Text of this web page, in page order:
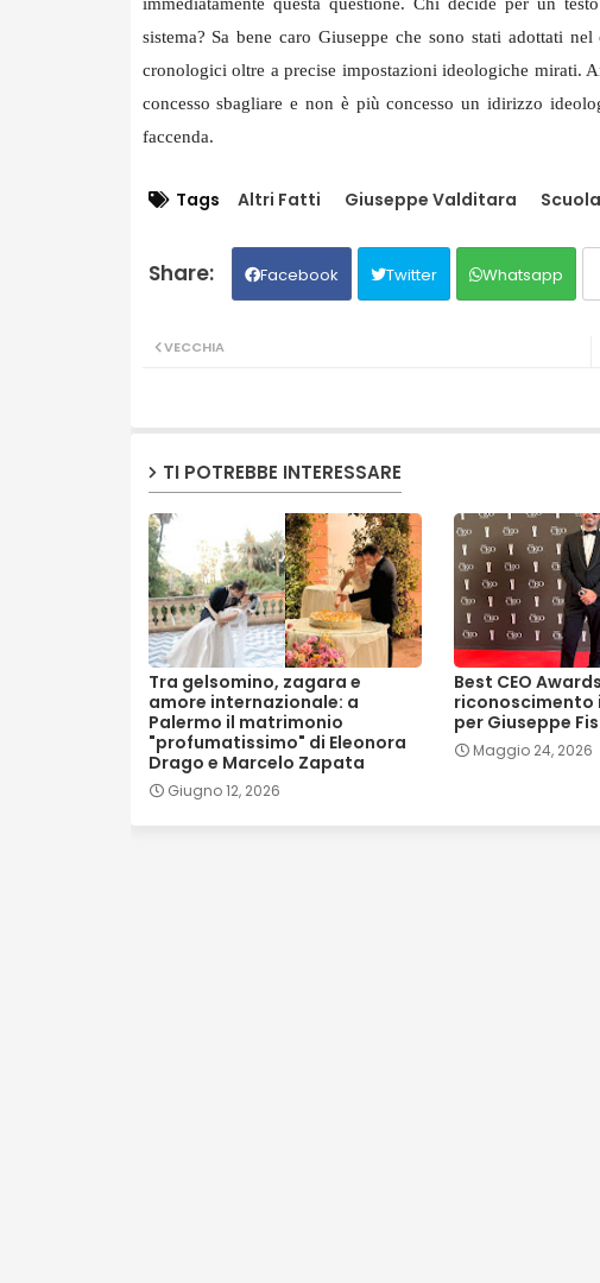
sistema? Sa bene caro Giuseppe che sono stati adottati
cronologici oltre a precise impostazioni ideologiche mirati.
concesso sbagliare e non è più concesso un idirizzo
faccenda.
Tags Altri Fatti Giuseppe Valditara Scuola
Facebook Twitter Whatsapp
VECCHIA
TI POTREBBE INTERESSARE
Tra gelsomino, zagara e
amore internazionale: a
Palermo il matrimonio
"profumatissimo" di Eleonora
Drago e Marcelo Zapata
Giugno 12, 2026
Best CEO
riconoscimento
per Giuseppe
Maggio 24, 2026